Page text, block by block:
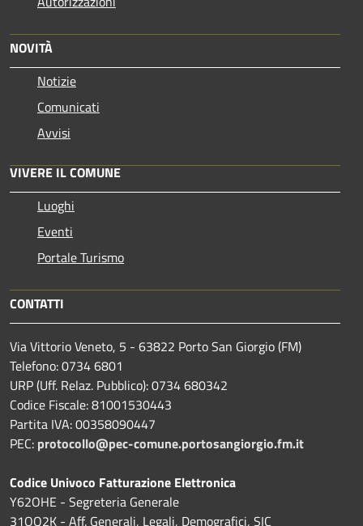
NOVITÀ
Notizie
Comunicati
Avvisi
VIVERE IL COMUNE
Luoghi
Eventi
Portale Turismo
CONTATTI
Via Vittorio Veneto, 5 - 63822 Porto San Giorgio (FM)
Telefono: 0734 6801
URP (Uff. Relaz. Pubblico): 0734 680342
Codice Fiscale: 81001530443
Partita IVA: 00358090447
PEC: protocollo@pec-comune.portosangiorgio.fm.it
Codice Univoco Fatturazione Elettronica
Y62OHE - Segreteria Generale
31OQ2K - Aff. Generali, Legali, Demografici, SIC